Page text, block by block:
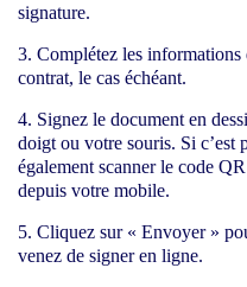
signature.
Complétez les
contrat, le cas échéant.
Signez le document en
doigt ou votre souris. Si c’est
également scanner le code
depuis votre mobile.
Cliquez sur « Envoyer »
venez de signer en ligne.